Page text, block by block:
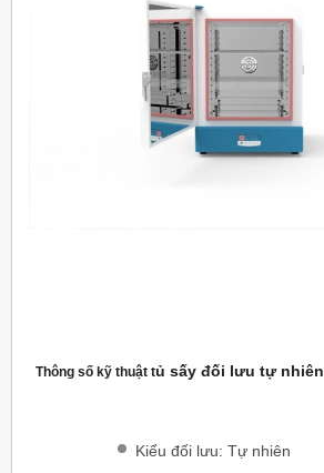
Thông số kỹ thuật tủ sấy đối lưu tự nhiên
Kiểu đối lưu: Tự nhiên